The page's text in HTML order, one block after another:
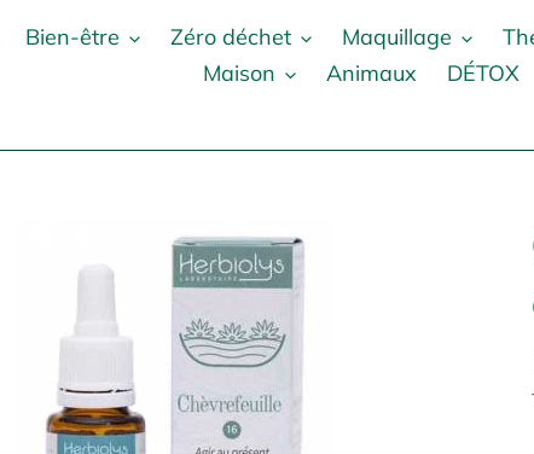
Bien-être Zéro déchet Maquillage
Maison
Animaux DÉTOX